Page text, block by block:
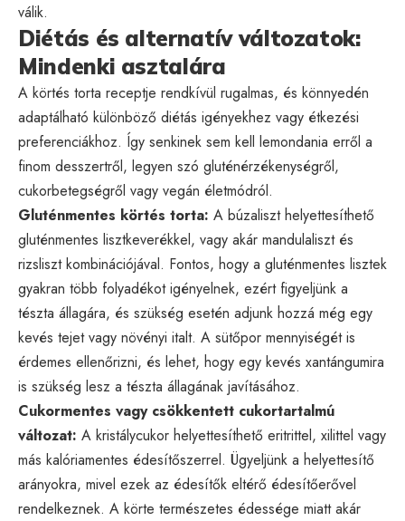
válik.
Diétás és alternatív változatok:
Mindenki asztalára
A körtés torta receptje rendkívül rugalmas, és könnyedén
adaptálható különböző diétás igényekhez vagy étkezési
preferenciákhoz. Így senkinek sem kell lemondania erről a
finom desszertről, legyen szó gluténérzékenységről,
cukorbetegségről vagy vegán életmódról.
Gluténmentes körtés torta: A búzaliszt helyettesíthető
gluténmentes lisztkeverékkel, vagy akár mandulaliszt és
rizsliszt kombinációjával. Fontos, hogy a gluténmentes lisztek
gyakran több folyadékot igényelnek, ezért figyeljünk a
tészta állagára, és szükség esetén adjunk hozzá még egy
kevés tejet vagy növényi italt. A sütőpor mennyiségét is
érdemes ellenőrizni, és lehet, hogy egy kevés xantángumira
is szükség lesz a tészta állagának javításához.
Cukormentes vagy csökkentett cukortartalmú
változat: A kristálycukor helyettesíthető eritrittel, xilittel vagy
más kalóriamentes édesítőszerrel. Ügyeljünk a helyettesítő
arányokra, mivel ezek az édesítők eltérő édesítőerővel
rendelkeznek. A körte természetes édessége miatt akár